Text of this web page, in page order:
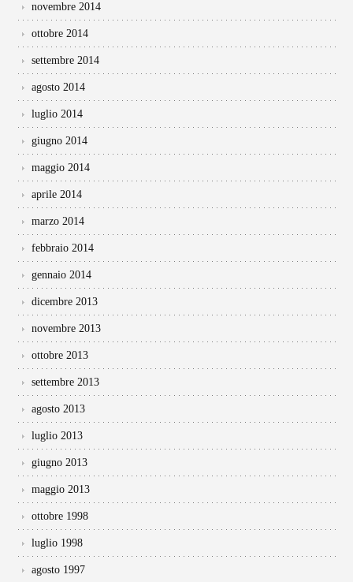
novembre 2014
ottobre 2014
settembre 2014
agosto 2014
luglio 2014
giugno 2014
maggio 2014
aprile 2014
marzo 2014
febbraio 2014
gennaio 2014
dicembre 2013
novembre 2013
ottobre 2013
settembre 2013
agosto 2013
luglio 2013
giugno 2013
maggio 2013
ottobre 1998
luglio 1998
agosto 1997